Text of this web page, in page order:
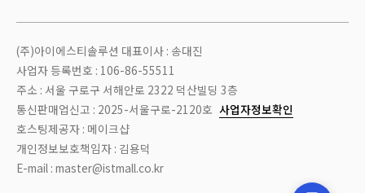
(주)아이에스티솔루션 대표이사 : 송대진
사업자 등록번호 : 106-86-55511
주소 : 서울 구로구 서해안로 2322 덕산빌딩 3층
통신판매업신고 : 2025-서울구로-2120호 사업자정보확인
호스팅제공자 : 메이크샵
개인정보보호책임자 : 김용덕
E-mail : master@istmall.co.kr